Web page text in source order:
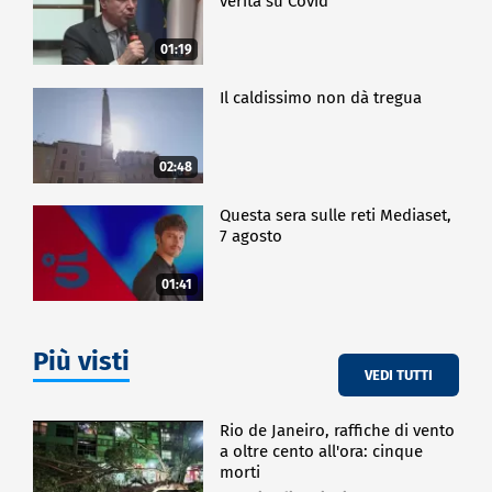
ESTERI
01:19
02:48
Il caldissimo non dà tregua
01:41
Questa sera sulle reti Mediaset,
7 agosto
Più visti VEDI TUTTI
Rio de Janeiro, raffiche di vento
a oltre cento all'ora: cinque
morti